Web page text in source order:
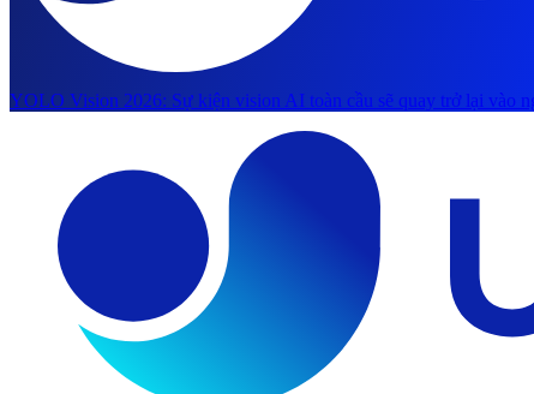
YOLO Vision 2026: Sự kiện vision AI toàn cầu sẽ quay trở lại vào